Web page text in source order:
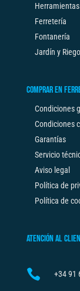
Herramientas
Ferretería
Fontanería
Jardín y Riego
COMPRAR EN
Condiciones
Condiciones
Garantías
Servicio
Aviso legal
Política de
Política de
ATENCIÓN AL
 +3491